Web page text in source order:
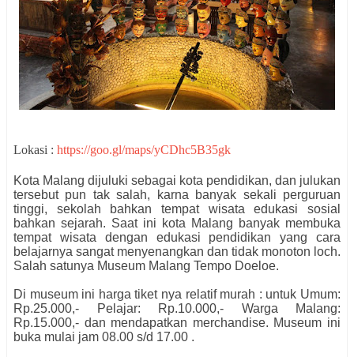
Lokasi : https://goo.gl/maps/yCDhc5B35gk
Kota Malang dijuluki sebagai kota pendidikan, dan julukan
tersebut pun tak salah, karna banyak sekali perguruan
tinggi, sekolah bahkan tempat wisata edukasi sosial
bahkan sejarah. Saat ini kota Malang banyak membuka
tempat wisata dengan edukasi pendidikan yang cara
belajarnya sangat menyenangkan dan tidak monoton loch.
Salah satunya Museum Malang Tempo Doeloe.
Di museum ini harga tiket nya relatif murah : untuk Umum:
Rp.25.000,- Pelajar: Rp.10.000,- Warga Malang:
Rp.15.000,- dan mendapatkan merchandise. Museum ini
buka mulai jam 08.00 s/d 17.00 .